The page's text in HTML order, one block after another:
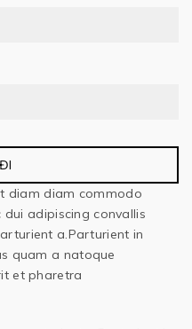
diam diam commodo
adipiscing convallis
a.Parturient in
quam a natoque
et pharetra